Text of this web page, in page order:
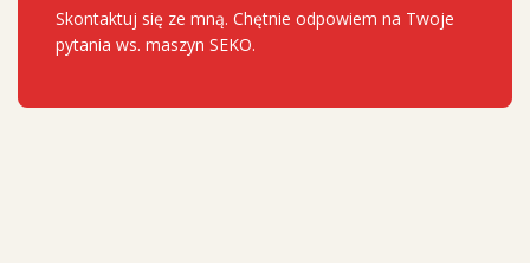
Skontaktuj się ze mną. Chętnie odpowiem na Twoje
pytania ws. maszyn SEKO.